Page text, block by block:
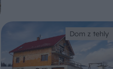
Dom z tehly